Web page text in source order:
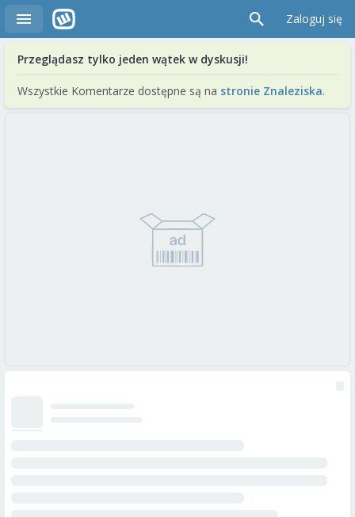
Zaloguj się
Przeglądasz tylko jeden wątek w dyskusji!
Wszystkie Komentarze dostępne są na stronie Znaleziska.